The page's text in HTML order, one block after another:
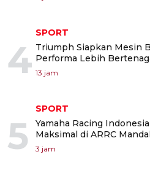
4
SPORT
Triumph Siapkan Mesin
Performa Lebih
13 jam
5
SPORT
Yamaha Racing
Maksimal di ARRC
3 jam